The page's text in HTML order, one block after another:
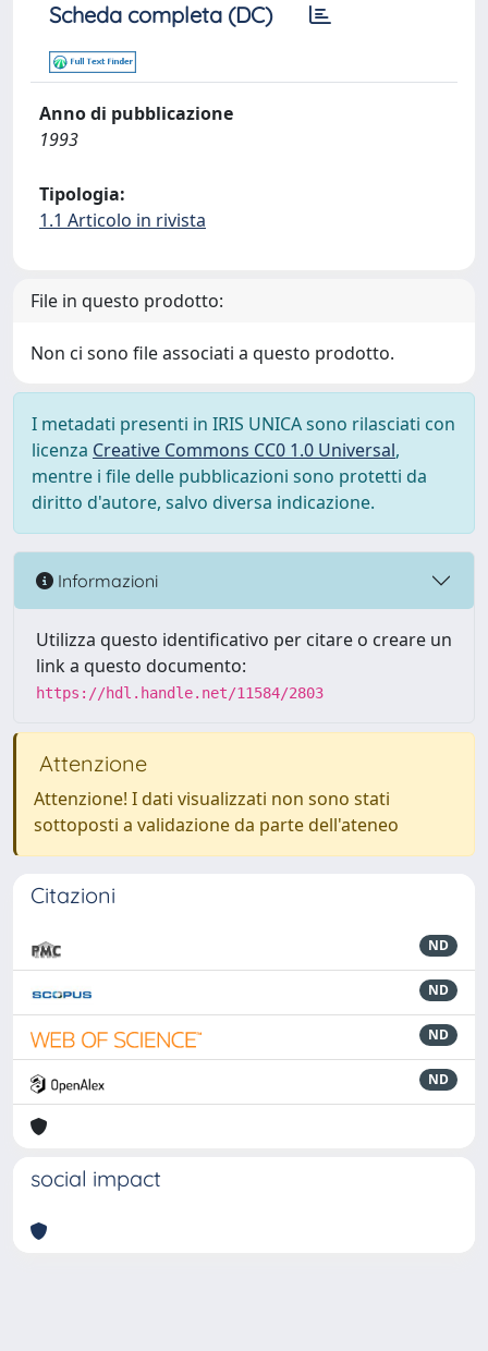
Scheda completa (DC)
Anno di pubblicazione
1993
Tipologia:
1.1 Articolo in rivista
File in questo prodotto:
Non ci sono file associati a questo prodotto.
I metadati presenti in IRIS UNICA sono rilasciati con
licenza Creative Commons CC0 1.0 Universal,
mentre i file delle pubblicazioni sono protetti da
diritto d'autore, salvo diversa indicazione.
Informazioni
Utilizza questo identificativo per citare o creare un
link a questo documento:
https://hdl.handle.net/11584/2803
Attenzione
Attenzione! I dati visualizzati non sono stati
sottoposti a validazione da parte dell'ateneo
Citazioni
ND
ND
ND
ND
social impact